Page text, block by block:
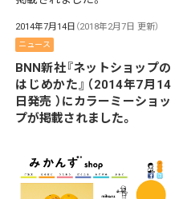
2014年7月14日 （2018年2月7日 更新）
ニュース
BNN新社『ネットショップの
はじめかた』（2014年7月14
日発売 ）にカラーミーショッ
プが掲載されました。